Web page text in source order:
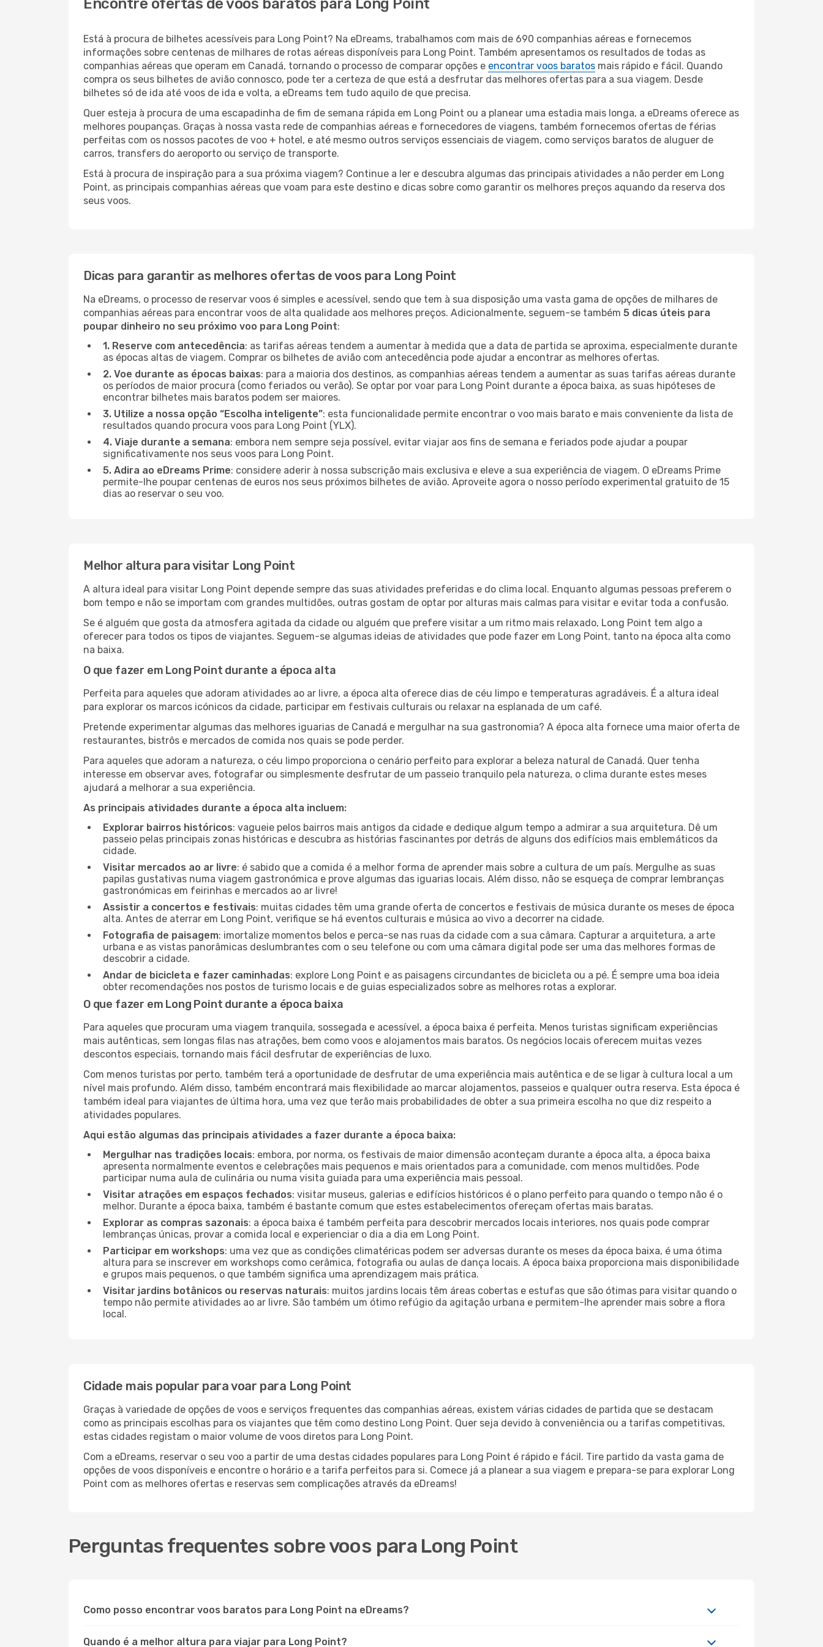
Encontre ofertas de voos baratos para Long Point
Está à procura de bilhetes acessíveis para Long Point? Na eDreams, trabalhamos com mais de 690 companhias aéreas e fornecemos
informações sobre centenas de milhares de rotas aéreas disponíveis para Long Point. Também apresentamos os resultados de todas as
companhias aéreas que operam em Canadá, tornando o processo de comparar opções e encontrar voos baratos mais rápido e fácil. Quando
compra os seus bilhetes de avião connosco, pode ter a certeza de que está a desfrutar das melhores ofertas para a sua viagem. Desde
bilhetes só de ida até voos de ida e volta, a eDreams tem tudo aquilo de que precisa.
Quer esteja à procura de uma escapadinha de fim de semana rápida em Long Point ou a planear uma estadia mais longa, a eDreams oferece as
melhores poupanças. Graças à nossa vasta rede de companhias aéreas e fornecedores de viagens, também fornecemos ofertas de férias
perfeitas com os nossos pacotes de voo + hotel, e até mesmo outros serviços essenciais de viagem, como serviços baratos de aluguer de
carros, transfers do aeroporto ou serviço de transporte.
Está à procura de inspiração para a sua próxima viagem? Continue a ler e descubra algumas das principais atividades a não perder em Long
Point, as principais companhias aéreas que voam para este destino e dicas sobre como garantir os melhores preços aquando da reserva dos
seus voos.
Dicas para garantir as melhores ofertas de voos para Long Point
Na eDreams, o processo de reservar voos é simples e acessível, sendo que tem à sua disposição uma vasta gama de opções de milhares de
companhias aéreas para encontrar voos de alta qualidade aos melhores preços. Adicionalmente, seguem-se também 5 dicas úteis para
poupar dinheiro no seu próximo voo para Long Point:
1. Reserve com antecedência: as tarifas aéreas tendem a aumentar à medida que a data de partida se aproxima, especialmente durante
as épocas altas de viagem. Comprar os bilhetes de avião com antecedência pode ajudar a encontrar as melhores ofertas.
2. Voe durante as épocas baixas: para a maioria dos destinos, as companhias aéreas tendem a aumentar as suas tarifas aéreas durante
os períodos de maior procura (como feriados ou verão). Se optar por voar para Long Point durante a época baixa, as suas hipóteses de
encontrar bilhetes mais baratos podem ser maiores.
3. Utilize a nossa opção “Escolha inteligente”: esta funcionalidade permite encontrar o voo mais barato e mais conveniente da lista de
resultados quando procura voos para Long Point (YLX).
4. Viaje durante a semana: embora nem sempre seja possível, evitar viajar aos fins de semana e feriados pode ajudar a poupar
significativamente nos seus voos para Long Point.
5. Adira ao eDreams Prime: considere aderir à nossa subscrição mais exclusiva e eleve a sua experiência de viagem. O eDreams Prime
permite-lhe poupar centenas de euros nos seus próximos bilhetes de avião. Aproveite agora o nosso período experimental gratuito de 15
dias ao reservar o seu voo.
Melhor altura para visitar Long Point
A altura ideal para visitar Long Point depende sempre das suas atividades preferidas e do clima local. Enquanto algumas pessoas preferem o
bom tempo e não se importam com grandes multidões, outras gostam de optar por alturas mais calmas para visitar e evitar toda a confusão.
Se é alguém que gosta da atmosfera agitada da cidade ou alguém que prefere visitar a um ritmo mais relaxado, Long Point tem algo a
oferecer para todos os tipos de viajantes. Seguem-se algumas ideias de atividades que pode fazer em Long Point, tanto na época alta como
na baixa.
O que fazer em Long Point durante a época alta
Perfeita para aqueles que adoram atividades ao ar livre, a época alta oferece dias de céu limpo e temperaturas agradáveis. É a altura ideal
para explorar os marcos icónicos da cidade, participar em festivais culturais ou relaxar na esplanada de um café.
Pretende experimentar algumas das melhores iguarias de Canadá e mergulhar na sua gastronomia? A época alta fornece uma maior oferta de
restaurantes, bistrôs e mercados de comida nos quais se pode perder.
Para aqueles que adoram a natureza, o céu limpo proporciona o cenário perfeito para explorar a beleza natural de Canadá. Quer tenha
interesse em observar aves, fotografar ou simplesmente desfrutar de um passeio tranquilo pela natureza, o clima durante estes meses
ajudará a melhorar a sua experiência.
As principais atividades durante a época alta incluem:
Explorar bairros históricos: vagueie pelos bairros mais antigos da cidade e dedique algum tempo a admirar a sua arquitetura. Dê um
passeio pelas principais zonas históricas e descubra as histórias fascinantes por detrás de alguns dos edifícios mais emblemáticos da
cidade.
Visitar mercados ao ar livre: é sabido que a comida é a melhor forma de aprender mais sobre a cultura de um país. Mergulhe as suas
papilas gustativas numa viagem gastronómica e prove algumas das iguarias locais. Além disso, não se esqueça de comprar lembranças
gastronómicas em feirinhas e mercados ao ar livre!
Assistir a concertos e festivais: muitas cidades têm uma grande oferta de concertos e festivais de música durante os meses de época
alta. Antes de aterrar em Long Point, verifique se há eventos culturais e música ao vivo a decorrer na cidade.
Fotografia de paisagem: imortalize momentos belos e perca-se nas ruas da cidade com a sua câmara. Capturar a arquitetura, a arte
urbana e as vistas panorâmicas deslumbrantes com o seu telefone ou com uma câmara digital pode ser uma das melhores formas de
descobrir a cidade.
Andar de bicicleta e fazer caminhadas: explore Long Point e as paisagens circundantes de bicicleta ou a pé. É sempre uma boa ideia
obter recomendações nos postos de turismo locais e de guias especializados sobre as melhores rotas a explorar.
O que fazer em Long Point durante a época baixa
Para aqueles que procuram uma viagem tranquila, sossegada e acessível, a época baixa é perfeita. Menos turistas significam experiências
mais autênticas, sem longas filas nas atrações, bem como voos e alojamentos mais baratos. Os negócios locais oferecem muitas vezes
descontos especiais, tornando mais fácil desfrutar de experiências de luxo.
Com menos turistas por perto, também terá a oportunidade de desfrutar de uma experiência mais autêntica e de se ligar à cultura local a um
nível mais profundo. Além disso, também encontrará mais flexibilidade ao marcar alojamentos, passeios e qualquer outra reserva. Esta época é
também ideal para viajantes de última hora, uma vez que terão mais probabilidades de obter a sua primeira escolha no que diz respeito a
atividades populares.
Aqui estão algumas das principais atividades a fazer durante a época baixa:
Mergulhar nas tradições locais: embora, por norma, os festivais de maior dimensão aconteçam durante a época alta, a época baixa
apresenta normalmente eventos e celebrações mais pequenos e mais orientados para a comunidade, com menos multidões. Pode
participar numa aula de culinária ou numa visita guiada para uma experiência mais pessoal.
Visitar atrações em espaços fechados: visitar museus, galerias e edifícios históricos é o plano perfeito para quando o tempo não é o
melhor. Durante a época baixa, também é bastante comum que estes estabelecimentos ofereçam ofertas mais baratas.
Explorar as compras sazonais: a época baixa é também perfeita para descobrir mercados locais interiores, nos quais pode comprar
lembranças únicas, provar a comida local e experienciar o dia a dia em Long Point.
Participar em workshops: uma vez que as condições climatéricas podem ser adversas durante os meses da época baixa, é uma ótima
altura para se inscrever em workshops como cerâmica, fotografia ou aulas de dança locais. A época baixa proporciona mais disponibilidade
e grupos mais pequenos, o que também significa uma aprendizagem mais prática.
Visitar jardins botânicos ou reservas naturais: muitos jardins locais têm áreas cobertas e estufas que são ótimas para visitar quando o
tempo não permite atividades ao ar livre. São também um ótimo refúgio da agitação urbana e permitem-lhe aprender mais sobre a flora
local.
Cidade mais popular para voar para Long Point
Graças à variedade de opções de voos e serviços frequentes das companhias aéreas, existem várias cidades de partida que se destacam
como as principais escolhas para os viajantes que têm como destino Long Point. Quer seja devido à conveniência ou a tarifas competitivas,
estas cidades registam o maior volume de voos diretos para Long Point.
Com a eDreams, reservar o seu voo a partir de uma destas cidades populares para Long Point é rápido e fácil. Tire partido da vasta gama de
opções de voos disponíveis e encontre o horário e a tarifa perfeitos para si. Comece já a planear a sua viagem e prepara-se para explorar Long
Point com as melhores ofertas e reservas sem complicações através da eDreams!
Perguntas frequentes sobre voos para Long Point
Como posso encontrar voos baratos para Long Point na eDreams?
Quando é a melhor altura para viajar para Long Point?